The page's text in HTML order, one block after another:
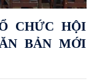
CHỨC HỘI
BẢN MỚI